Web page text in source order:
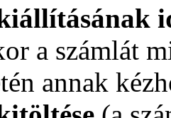
a számlát
annak